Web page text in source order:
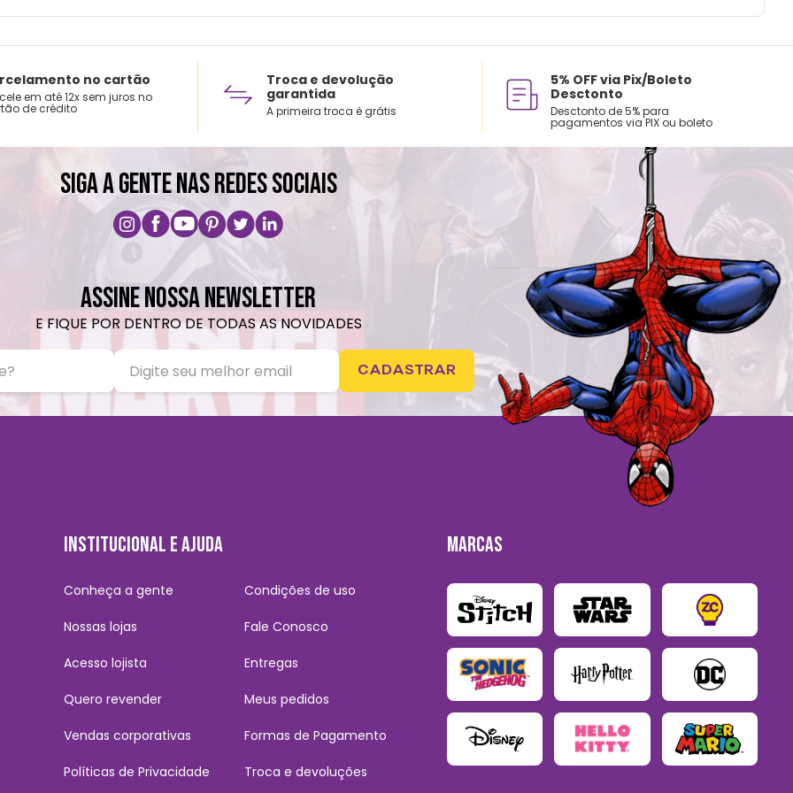
no cartão
em até 12x sem juros no
de crédito
Troca e devolução
garantida
A primeira troca é grátis
5% OFF via Pix/Boleto
Desctonto
Desctonto de 5% para
pagamentos via PIX ou boleto
SIGA A GENTE NAS REDES SOCIAIS
ASSINE NOSSA NEWSLETTER
E FIQUE POR DENTRO DE TODAS AS NOVIDADES
CADASTRAR
INSTITUCIONAL E AJUDA
Conheça a gente
Nossas lojas
Acesso lojista
Quero revender
Vendas corporativas
Políticas de Privacidade
Condições de uso
Fale Conosco
Entregas
Meus pedidos
Formas de Pagamento
Troca e devoluções
MARCAS